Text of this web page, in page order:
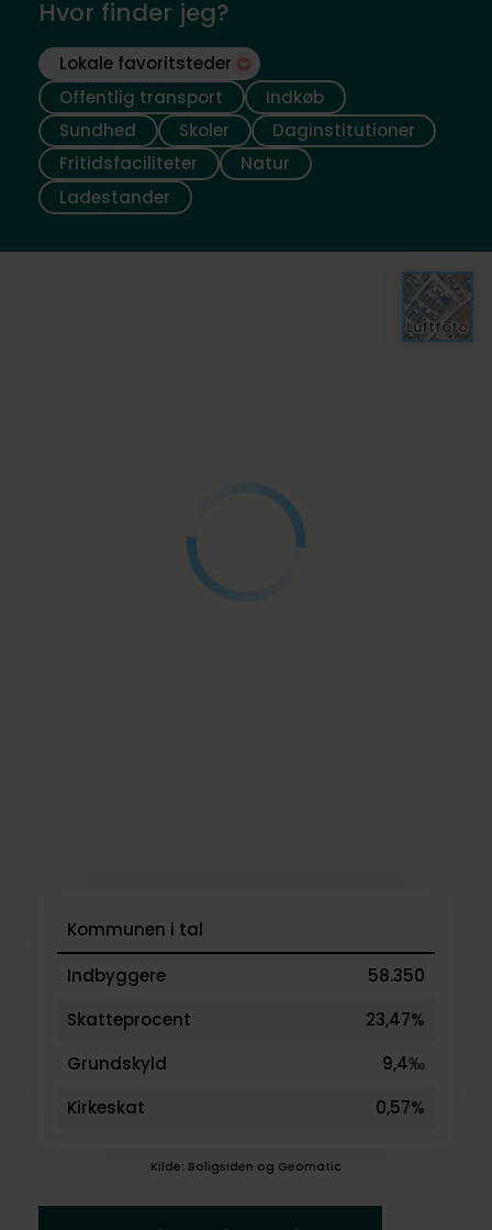
Hvor finder jeg?
Lokale favoritsteder
Offentlig transport
Indkøb
Sundhed
Skoler
Daginstitutioner
Fritidsfaciliteter
Natur
Ladestander
Luftfoto
Kommunen i tal
Indbyggere
58.350
Skatteprocent
23,47%
Grundskyld
9,4‰
Kirkeskat
0,57%
Kilde: Boligsiden og Geomatic